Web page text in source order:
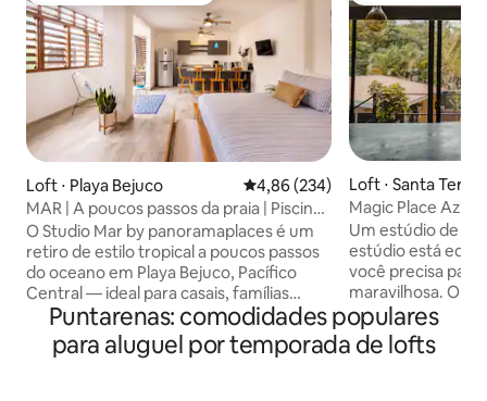
Loft ⋅ Playa Bejuco 4,86 de uma avaliação média de
4,86 (234)
MAR | A poucos passos da praia | Piscina
e terraço
O Studio Mar by panoramaplaces é um
retiro de estilo tropical a poucos passos
do oceano em Playa Bejuco, Pacífico
Central — ideal para casais, famílias
pequenas e nômades digitais. Dormem
4, com A/C, Wi-Fi, totalmente equipado,
terraço no último piso com
Loft ⋅ Santa
Magic Place Azul
Um estúdio de
estúdio está
você precisa para
maravilhosa. O
então você
escadas. A
supermercados,
Puntarenas: comodidades populares
para aluguel por temporada de lofts